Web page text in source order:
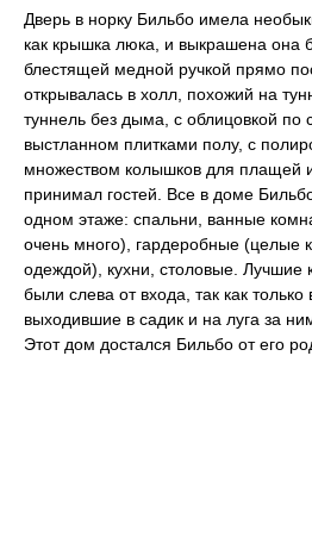
Дверь в норку Бильбо имела
как крышка люка, и выкрашена она
блестящей медной ручкой прямо
открывалась в холл, похожий на
туннель без дыма, с облицовкой по
выстланном плитками полу, с
множеством колышков для плащей
принимал гостей. Все в доме
одном этаже: спальни, ванные
очень много), гардеробные (целые
одеждой), кухни, столовые. Лучшие
были слева от входа, так как
выходившие в садик и на луга за
Этот дом достался Бильбо от его